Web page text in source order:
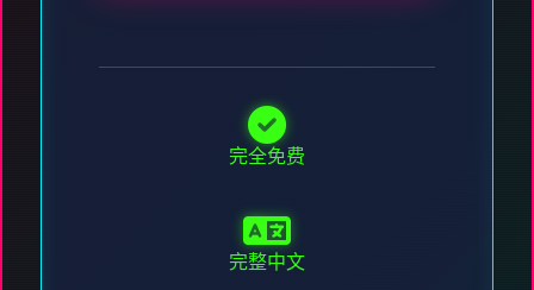
完全免费
完整中文